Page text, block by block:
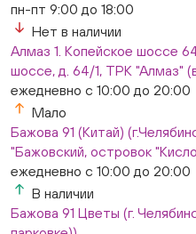
пн-пт 9:00 до 18:00
Нет в наличии
Алмаз 1. Копейское шоссе
шоссе, д. 64/1, ТРК "Алмаз"
ежедневно с 10:00 до 20:00
Мало
Бажова 91 (Китай)
"Бажовский, островок
ежедневно с 10:00 до 20:00
В наличии
Бажова 91 Цветы (г.